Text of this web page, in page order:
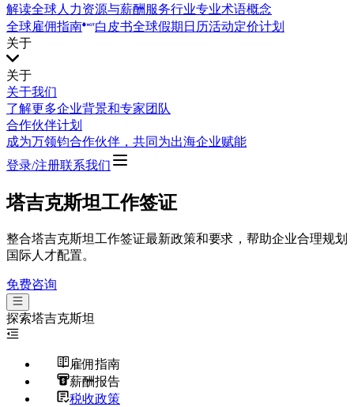
解读全球人力资源与薪酬服务行业专业术语概念
全球雇佣指南
白皮书全球假期日历活动定价计划
关于
关于
关于我们
了解更多企业背景和专家团队
合作伙伴计划
成为万领钧合作伙伴，共同为出海企业赋能
登录/注册联系我们
塔吉克斯坦工作签证
整合塔吉克斯坦工作签证最新政策和要求，帮助企业合理规划
国际人才配置。
免费咨询
探索塔吉克斯坦
雇佣指南
薪酬报告
税收政策